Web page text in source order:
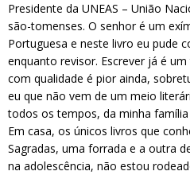
Presidente da UNEAS – União
são-tomenses. O senhor é um
Portuguesa e neste livro eu pude
enquanto revisor. Escrever já é um
com qualidade é pior ainda,
eu que não vem de um meio
todos os tempos, da minha
Em casa, os únicos livros que
Sagradas, uma forrada e a outra
na adolescência, não estou